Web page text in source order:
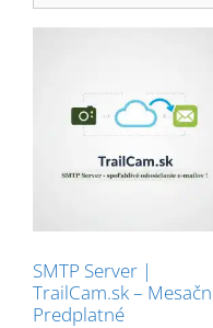
SMTP Server |
TrailCam.sk –
Predplatné